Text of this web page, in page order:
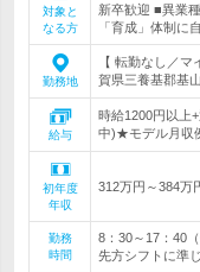
対象と
なる方
新卒歓迎 ■異業
「育成」体制に
勤務地
【 転勤なし／
賀県三養基郡基
給与
時給1200円以上
中)★モデル月収
初年度
年収
312万円～384万
勤務
時間
8：30～17：40
先方シフトに準